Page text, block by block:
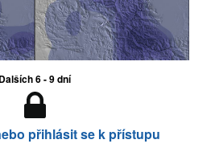
Dalších 6 - 9 dní
přihlásit se k přístupu